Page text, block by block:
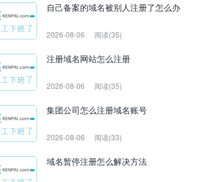
自己备案的域名被别人注册了怎么办
2026-08-06 阅读(35)
注册域名网站怎么注册
2026-08-06 阅读(35)
集团公司怎么注册域名账号
2026-08-06 阅读(33)
域名暂停注册怎么解决方法